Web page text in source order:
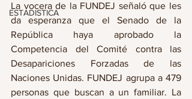
ESTADISTICA
La vocera de la FUNDEJ señaló que les
da esperanza que el Senado de la
República haya aprobado la
Competencia del Comité contra las
Desapariciones Forzadas de las
Naciones Unidas. FUNDEJ agrupa a 479
personas que buscan a un familiar. La